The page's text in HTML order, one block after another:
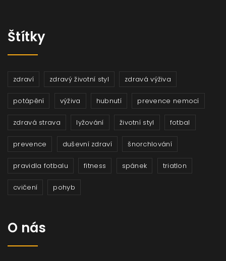
Štítky
zdraví zdravý životní styl zdravá výživa
potápění výživa hubnutí prevence nemocí
zdravá strava lyžování životní styl fotbal
prevence duševní zdraví šnorchlování
pravidla fotbalu fitness spánek triatlon
cvičení pohyb
O nás